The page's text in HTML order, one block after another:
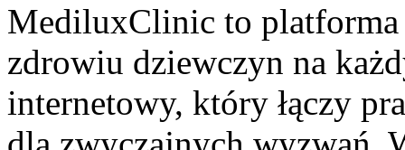
MediluxClinic to platforma
zdrowiu dziewczyn na
internetowy, który łączy